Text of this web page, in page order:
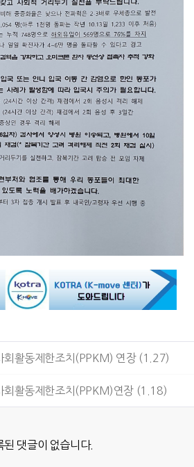
회활동제한조치(PPKM) 연장 (1.27)
회활동제한조치(PPKM)연장 (1.18)
된 댓글이 없습니다.